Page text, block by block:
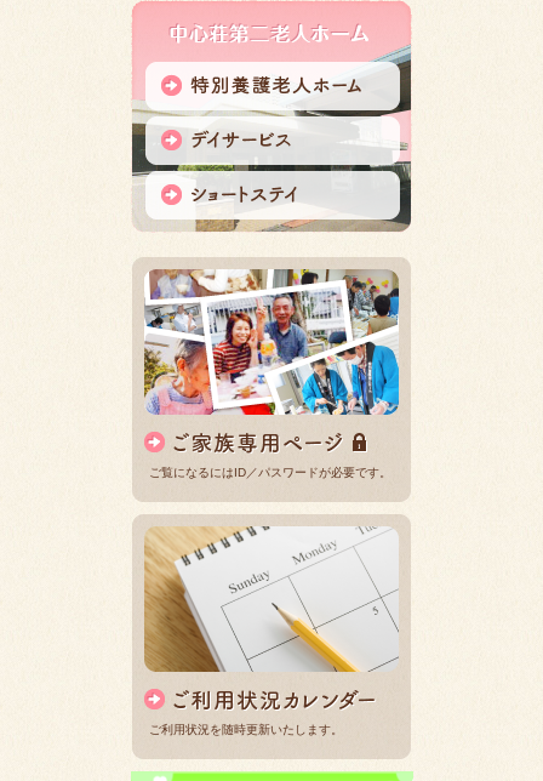
ご覧になるにはID／パスワードが必要です。
ご利用状況を随時更新いたします。